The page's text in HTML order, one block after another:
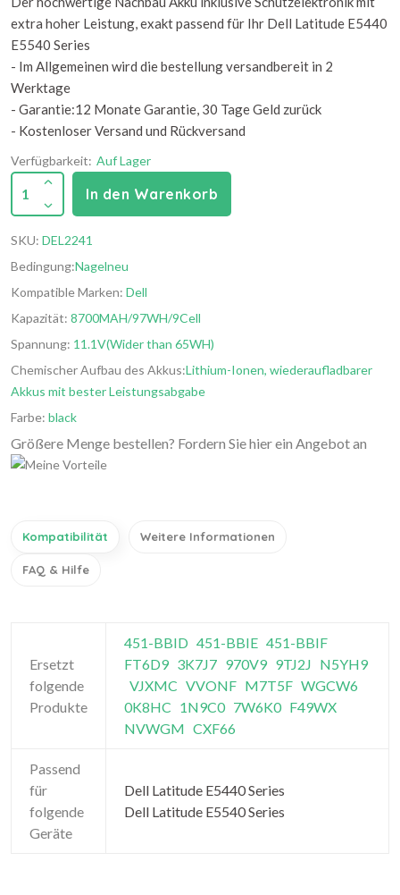
extra hoher Leistung, exakt passend für Ihr Dell Latitude E5440
E5540 Series
- Im Allgemeinen wird die bestellung versandbereit in 2
Werktage
- Garantie:12 Monate Garantie, 30 Tage Geld zurück
- Kostenloser Versand und Rückversand
Verfügbarkeit: Auf Lager
1 In den Warenkorb
SKU: DEL2241
Bedingung:Nagelneu
Kompatible Marken: Dell
Kapazität: 8700MAH/97WH/9Cell
Spannung: 11.1V(Wider than 65WH)
Chemischer Aufbau des Akkus:Lithium-Ionen, wiederaufladbarer
Akkus mit bester Leistungsabgabe
Farbe: black
Größere Menge bestellen? Fordern Sie hier ein Angebot an
Kompatibilität Weitere Informationen
FAQ & Hilfe
Ersetzt
folgende
Produkte
451-BBID 451-BBIE 451-BBIF
FT6D9 3K7J7 970V9 9TJ2J N5YH9
VJXMC VVONF M7T5F WGCW6
0K8HC 1N9C0 7W6K0 F49WX
NVWGM CXF66
Passend
für
folgende
Geräte
Dell Latitude E5440 Series
Dell Latitude E5540 Series